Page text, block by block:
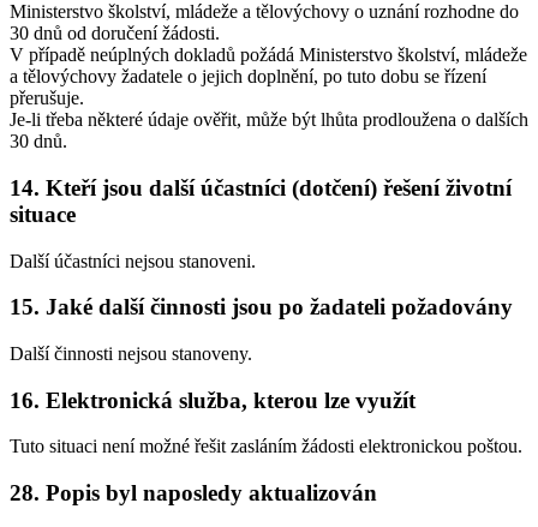
Ministerstvo školství, mládeže a tělovýchovy o uznání rozhodne do
30 dnů od doručení žádosti.
V případě neúplných dokladů požádá Ministerstvo školství, mládeže
a tělovýchovy žadatele o jejich doplnění, po tuto dobu se řízení
přerušuje.
Je-li třeba některé údaje ověřit, může být lhůta prodloužena o dalších
30 dnů.
14. Kteří jsou další účastníci (dotčení) řešení životní
situace
Další účastníci nejsou stanoveni.
15. Jaké další činnosti jsou po žadateli požadovány
Další činnosti nejsou stanoveny.
16. Elektronická služba, kterou lze využít
Tuto situaci není možné řešit zasláním žádosti elektronickou poštou.
28. Popis byl naposledy aktualizován